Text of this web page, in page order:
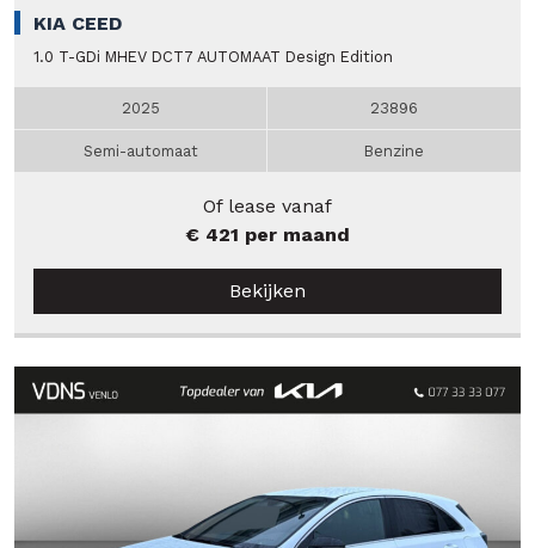
KIA CEED
1.0 T-GDi MHEV DCT7 AUTOMAAT Design Edition
2025 23896
Semi-automaat Benzine
Of lease vanaf
€ 421 per maand
Bekijken
Verkocht